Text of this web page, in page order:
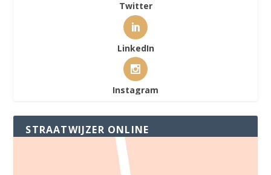
Twitter
LinkedIn
Instagram
STRAATWIJZER ONLINE